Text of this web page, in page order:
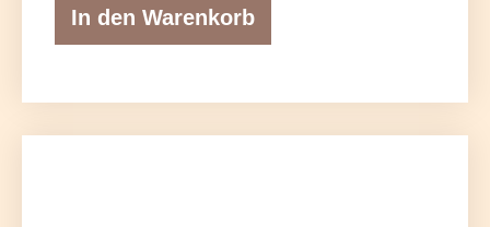
In den Warenkorb